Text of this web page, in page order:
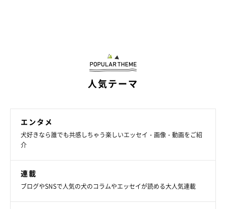
人気テーマ
エンタメ
犬好きなら誰でも共感しちゃう楽しいエッセイ・画像・動画をご紹
介
連載
ブログやSNSで人気の犬のコラムやエッセイが読める大人気連載